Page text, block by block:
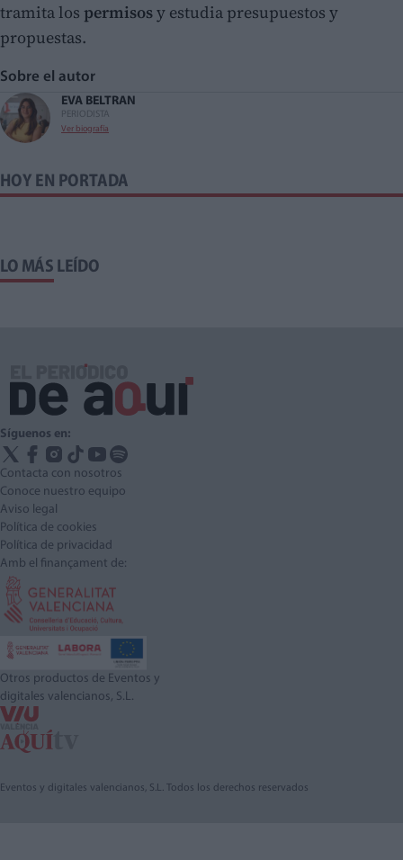
tramita los permisosy estudia presupuestos y
propuestas.
Sobre el autor
EVA BELTRAN
PERIODISTA
Ver biografía
HOY EN PORTADA
LO MÁS LEÍDO
Síguenos en:
Contacta con nosotros
Conoce nuestro equipo
Aviso legal
Política de cookies
Política de privacidad
Amb el finançament de:
Otros productos de Eventos y
digitales valencianos, S.L.
Eventos y digitales valencianos, S.L. Todos los derechos reservados